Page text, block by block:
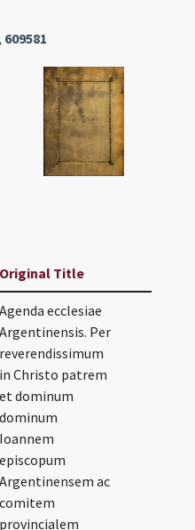
609581
Original Title
Agenda ecclesiae
Argentinensis. Per
reverendissimum
in Christo patrem
et dominum
dominum
Ioannem
episcopum
Argentinensem ac
comitem
provincialem